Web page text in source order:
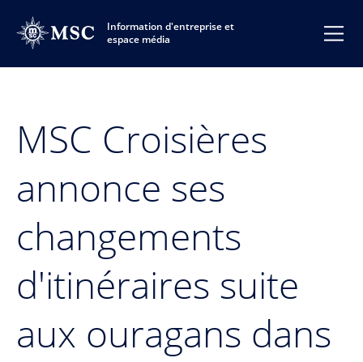
Information d'entreprise et
espace média
MSC Croisières
annonce ses
changements
d'itinéraires suite
aux ouragans dans